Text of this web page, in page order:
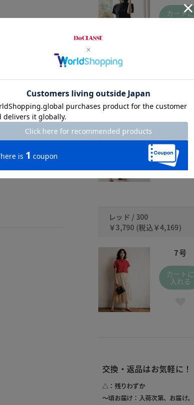
カートに
入れる
￥3,790(税込
7号
カートに
入れる
レッド / 300
￥3,790 (税込 ￥4,169)
7号
カートに
入れる
交換・返品はお気軽に！
△：残りわずか
～頃お届け：入荷次第、お届け。